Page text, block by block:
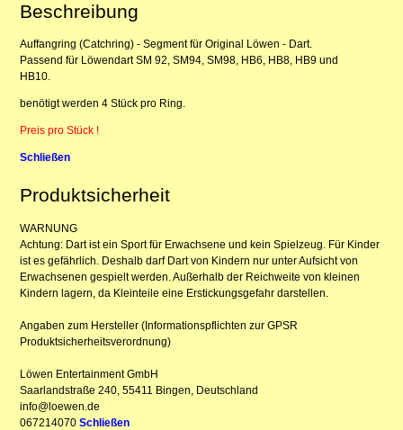
Beschreibung
Auffangring (Catchring) - Segment für Original Löwen - Dart.
Passend für Löwendart SM 92, SM94, SM98, HB6, HB8, HB9 und
HB10.
benötigt werden 4 Stück pro Ring.
Preis pro Stück !
Schließen
Produktsicherheit
WARNUNG
Achtung: Dart ist ein Sport für Erwachsene und kein Spielzeug. Für Kinder
ist es gefährlich. Deshalb darf Dart von Kindern nur unter Aufsicht von
Erwachsenen gespielt werden. Außerhalb der Reichweite von kleinen
Kindern lagern, da Kleinteile eine Erstickungsgefahr darstellen.
Angaben zum Hersteller (Informationspflichten zur GPSR
Produktsicherheitsverordnung)
Löwen Entertainment GmbH
Saarlandstraße 240, 55411 Bingen, Deutschland
info@loewen.de
067214070Schließen